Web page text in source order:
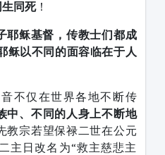
同死！
耶稣基督，传教士们都成
稣以不同的面容临在于人
不仅在世界各地不断传
中、不同的人身上不断地
教宗若望保禄二世在公元
主日改名为“救主慈悲主